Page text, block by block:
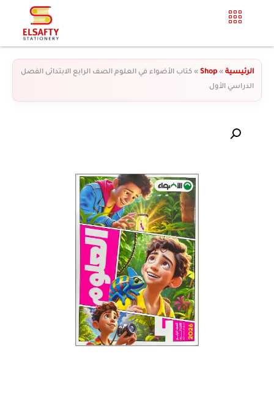
الرئيسية »
Shop
» كتاب الأضواء في العلوم الصف الرابع الابتدائى الفصل
الدراسي الأول